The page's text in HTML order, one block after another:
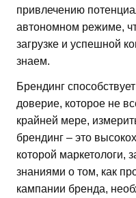
привлечению
автономном режиме,
загрузке и успешной
знаем.
Брендинг
доверие, которое не
крайней мере,
брендинг – это
которой маркетологи,
знаниями о том, как
кампании бренда,